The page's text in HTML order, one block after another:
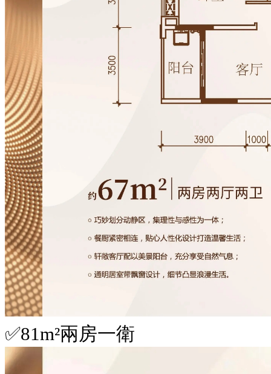
✅81m²兩房一衛